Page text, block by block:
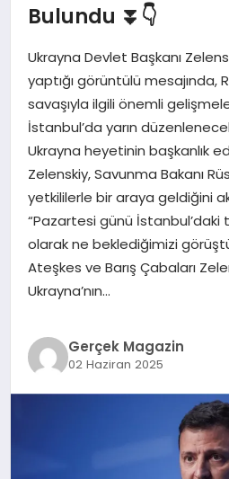
EKONOMI
DÜNYA
Bulundu ⏬👇
Ukrayna Devlet Başkanı
yaptığı görüntülü mesajında,
savaşıyla ilgili önemli
İstanbul’da yarın
Ukrayna heyetinin başkanlık
Zelenskiy, Savunma Bakanı
yetkililerle bir araya geldiğini
“Pazartesi günü
olarak ne beklediğimizi
Ateşkes ve Barış Çabaları
Ukrayna’nın…
Gerçek Magazin
02 Haziran 2025